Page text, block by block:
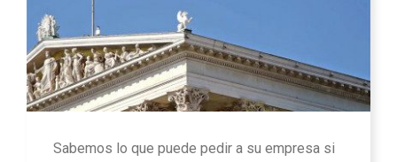
Sabemos lo que puede pedir a su empresa si